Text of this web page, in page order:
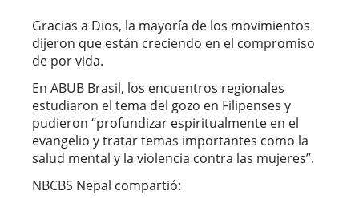
Gracias a Dios, la mayoría de los movimientos
dijeron que están creciendo en el compromiso
de por vida.
En ABUB Brasil, los encuentros regionales
estudiaron el tema del gozo en Filipenses y
pudieron “profundizar espiritualmente en el
evangelio y tratar temas importantes como la
salud mental y la violencia contra las mujeres”.
NBCBS Nepal compartió: